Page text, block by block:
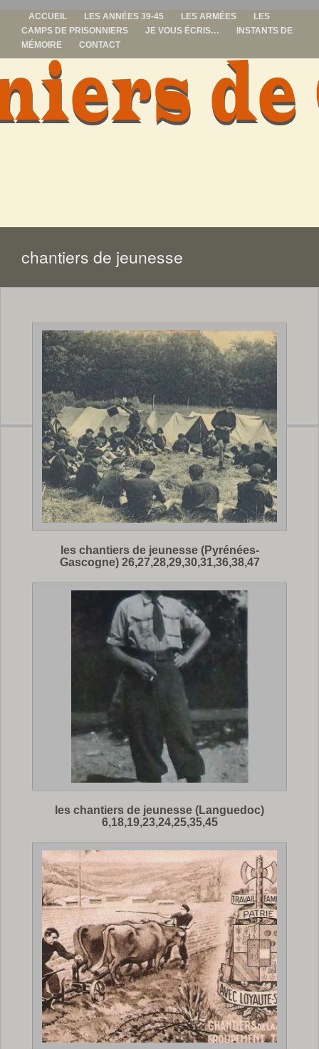
ACCUEIL LES ANNÉES 39-45 LES ARMÉES
LES
CAMPS DE PRISONNIERS
JE VOUS ÉCRIS…
INSTANTS DE
MÉMOIRE
CONTACT
prisonniers de
chantiers de jeunesse
les chantiers de jeunesse (Pyrénées-
Gascogne) 26,27,28,29,30,31,36,38,47
les chantiers de jeunesse (Languedoc)
6,18,19,23,24,25,35,45